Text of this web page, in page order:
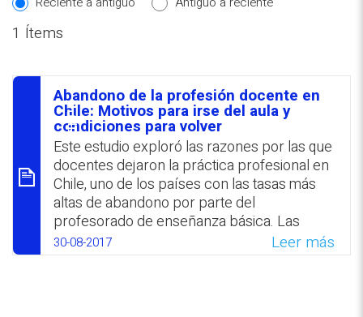
REPOSITORIO EN LÍNEA DE
CONTENIDOS ACADÉMICOS SOBRE
EDUCACIÓN Y FORMACIÓN DEL
PROFESORADO
1 Ítems
סיכום
Abandono de la profesión docente en
Chile: Motivos para irse del aula y
condiciones ‎para volver
Este estudio exploró las razones por las que
docentes dejaron la práctica ‎profesional en
Chile, uno de los países con las tasas más
altas de abandono ‎por parte del
profesorado de enseñanza básica. Las
razones más frecuentes ‎por las que los
participantes abandonaron el aula fueron:
30-08-2017 Leer más